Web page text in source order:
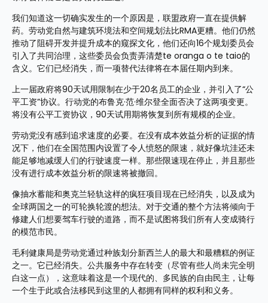
我们知道这一切确实发生的一个原因是，联盟政府一直在提供解
药。劳动党自然与建筑环境法和空间规划法比RMA更糟。他们仍然
推动了阻碍开发并提升成本的窥探文化，他们还向16个规划委员会
引入了共同治理，这些委员会负责弄清楚te oranga o te taio的
含义。它们已经消失，而一项替代法律将在本届任期内到来。
上一届政府将90天试用限制在少于20名员工的企业，并引入了“公
平工资”协议。行动党的布鲁克·范·维尔登全面否决了这两项变更。
将没有公平工资协议，90天试用期将恢复到所有规模的企业。
劳动党没有感到追求速度的必要。在没有成本效益分析的证据的情
况下，他们在全国范围内设置了令人愤怒的限速，就好像坑洼还未
能足够地减缓人们的行驶速度一样。那些限速现在停止，并且那些
没有进行成本效益分析的限速将被撤回。
像抽水蓄能和奥克兰轻轨这样的疯狂项目现在已经消失，以及成为
全球两国之一的可轮换轮渡的想法。对于交通的整个方法将倾向于
修建人们想要驾车行驶的道路，而不是试图将我们所有人变成骑行
的模范市民。
毛利健康局是劳动党通过种族划分新西兰人的最大和最糟糕的例证
之一。它已经消失。公共服务中存在转变（尽管有些人尚未完全明
白这一点），这意味着这是一个现代的、多民族的自由民主，让每
一个生于此或合法移民到这里的人都拥有同样的权利和义务。